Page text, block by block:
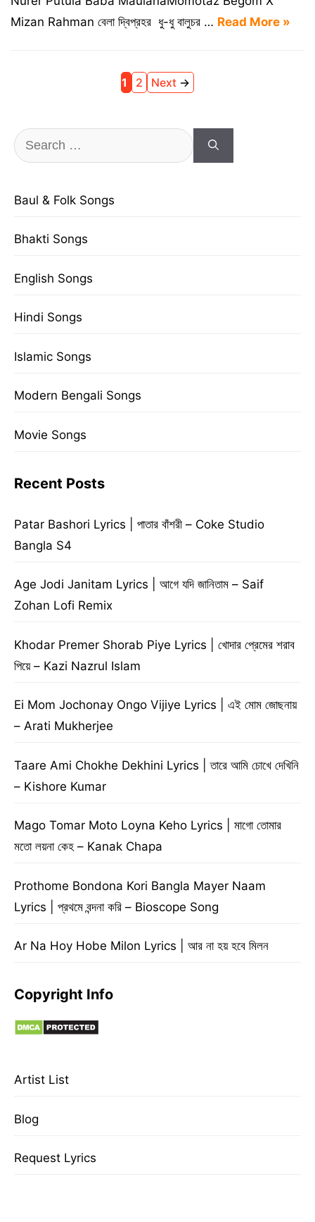
Mizan Rahman বেলা দ্বিপ্রহর ধু-ধু বালুচর … Read More »
Page
1 Page
2 Next →
Search
for:
Baul & Folk Songs
Bhakti Songs
English Songs
Hindi Songs
Islamic Songs
Modern Bengali Songs
Movie Songs
Recent Posts
Patar Bashori Lyrics | পাতার বাঁশরী – Coke Studio
Bangla S4
Age Jodi Janitam Lyrics | আগে যদি জানিতাম – Saif
Zohan Lofi Remix
Khodar Premer Shorab Piye Lyrics | খোদার প্রেমের শরাব
পিয়ে – Kazi Nazrul Islam
Ei Mom Jochonay Ongo Vijiye Lyrics | এই মোম জোছনায়
– Arati Mukherjee
Taare Ami Chokhe Dekhini Lyrics | তারে আমি চোখে দেখিনি
– Kishore Kumar
Mago Tomar Moto Loyna Keho Lyrics | মাগো তোমার
মতো লয়না কেহ – Kanak Chapa
Prothome Bondona Kori Bangla Mayer Naam
Lyrics | প্রথমে বন্দনা করি – Bioscope Song
Ar Na Hoy Hobe Milon Lyrics | আর না হয় হবে মিলন
Copyright Info
Artist List
Blog
Request Lyrics